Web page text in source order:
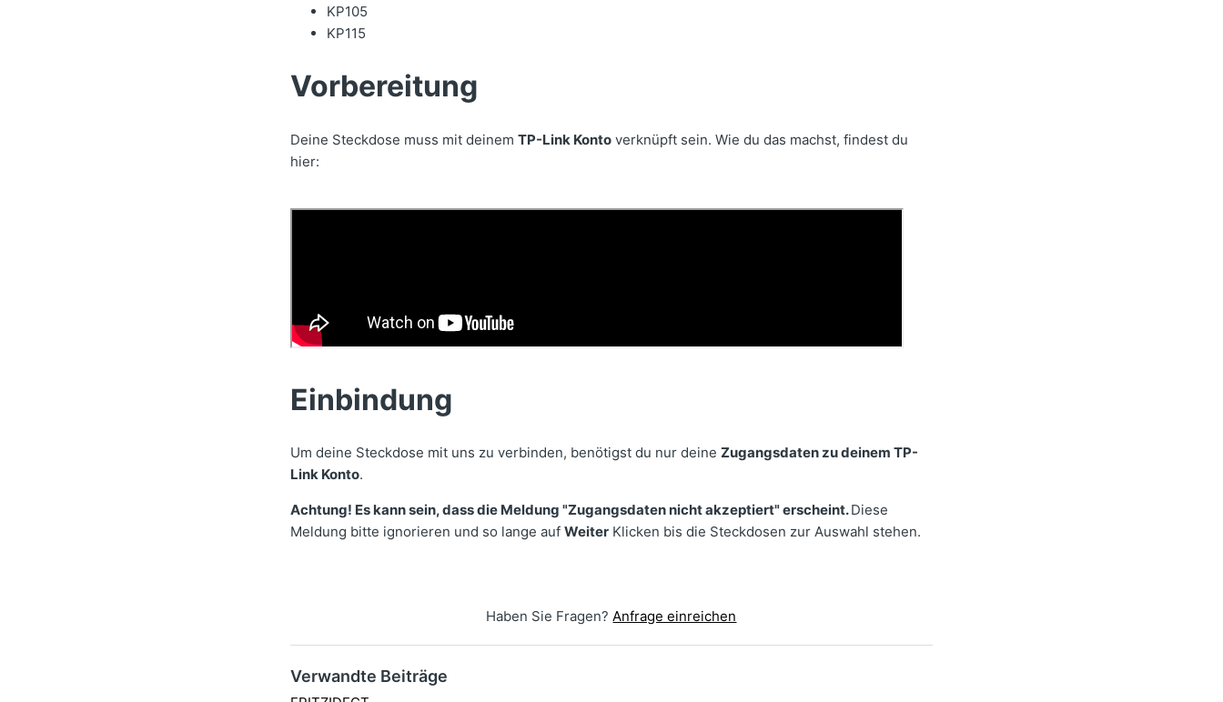
KP105
KP115
Vorbereitung
Deine Steckdose muss mit deinemTP-Link Konto verknüpft sein. Wie du das machst, findest du
hier:
Einbindung
Um deine Steckdose mit uns zu verbinden, benötigst du nur deineZugangsdaten zu deinem TP-
Link Konto.
Achtung! Es kann sein, dass die Meldung "Zugangsdaten nicht akzeptiert" erscheint.Diese
Meldung bitte ignorieren und so lange aufWeiter Klicken bis die Steckdosen zur Auswahl stehen.
Haben Sie Fragen?Anfrage einreichen
Verwandte Beiträge